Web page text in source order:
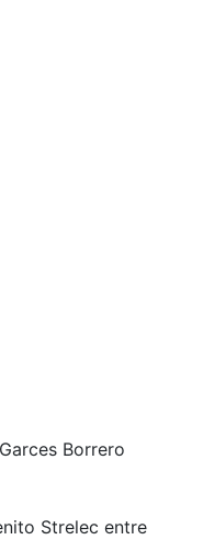
Borrero
Strelec entre